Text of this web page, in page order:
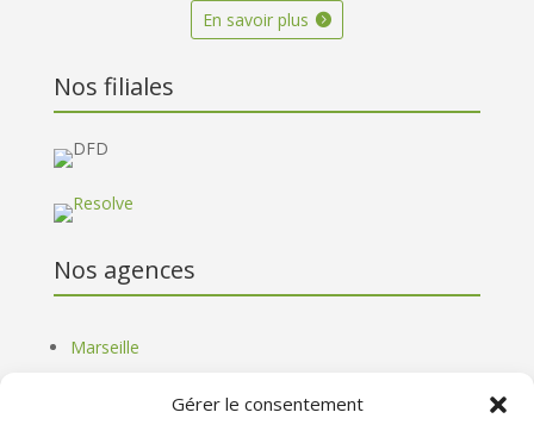
Gérer le consentement
En savoir plus
Nos filiales
Nos agences
Marseille